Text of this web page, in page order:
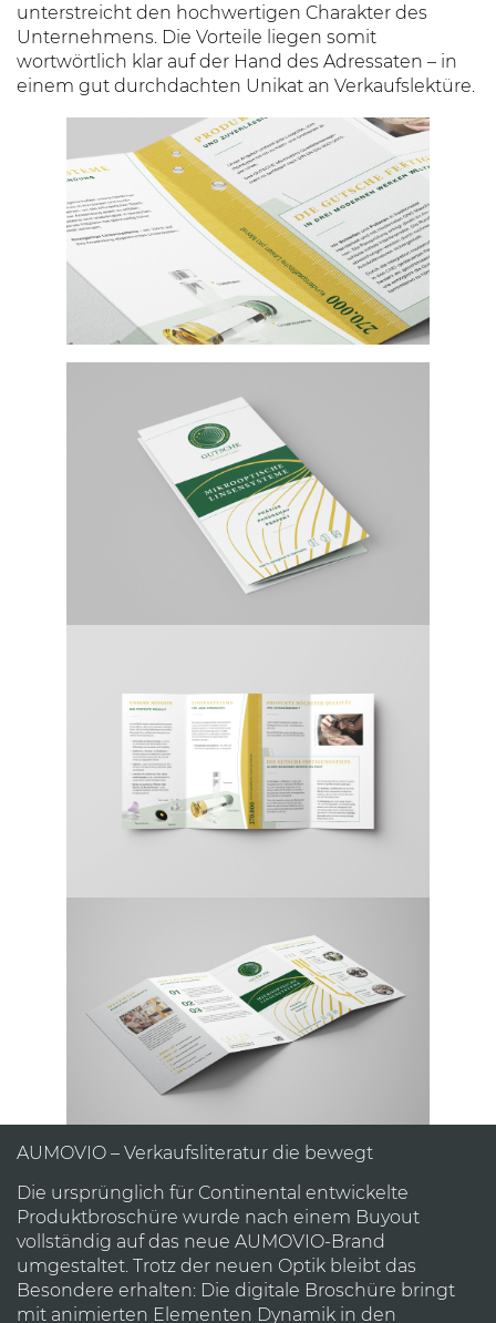
unterstreicht den hochwertigen Charakter des
Unternehmens. Die Vorteile liegen somit
wortwörtlich klar auf der Hand des Adressaten – in
einem gut durchdachten Unikat an Verkaufslektüre.
AUMOVIO – Verkaufsliteratur die bewegt
Die ursprünglich für Continental entwickelte
Produktbroschüre wurde nach einem Buyout
vollständig auf das neue AUMOVIO-Brand
umgestaltet. Trotz der neuen Optik bleibt das
Besondere erhalten: Die digitale Broschüre bringt
mit animierten Elementen Dynamik in den